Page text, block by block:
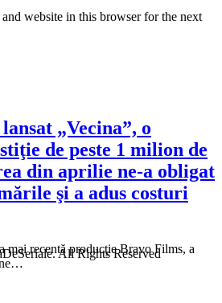
website in this browser for the next
„Vecina”, o
de peste 1 milion de
din aprilie ne-a obligat
şi a adus costuri
recentă producţie Bravo Films, a
All Rights Reserved